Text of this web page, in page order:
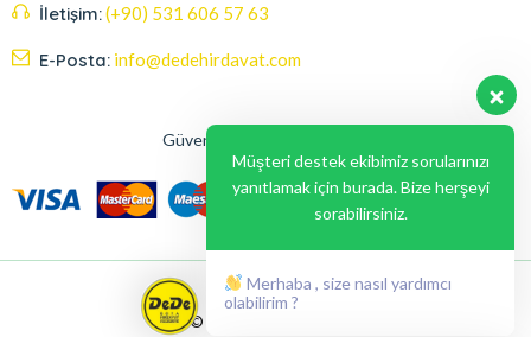
İletişim:(+90) 531 606 57 63
E-Posta: info@dedehirdavat.com
Güvenli Ödeme Seçenekleri
© 2024, Liabil Dizayn
Müşteri destek ekibimiz sorularınızı
yanıtlamak için burada. Bize herşeyi
sorabilirsiniz.
Merhaba , size nasıl yardımcı
olabilirim ?